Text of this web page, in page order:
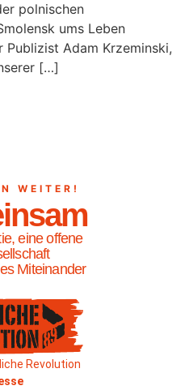
polnischen
ums Leben
Publizist Adam Krzeminski,
[…]
WEITER!
eine offene
Miteinander
Revolution